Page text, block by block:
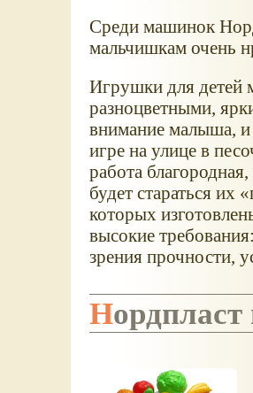
Среди машинок
мальчишкам очень
Игрушки для детей
разноцветными,
внимание малыша, и
игре на улице в
работа
будет стараться их
которых
высокие
зрения прочности,